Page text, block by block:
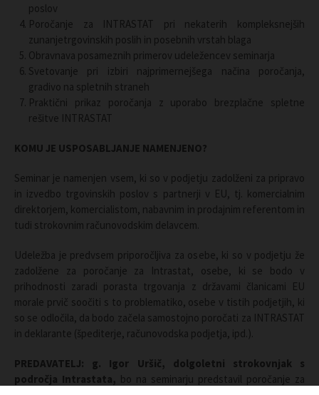
poslov
Poročanje za INTRASTAT pri nekaterih kompleksnejših
zunanjetrgovinskih poslih in posebnih vrstah blaga
Obravnava posameznih primerov udeležencev seminarja
Svetovanje pri izbiri najprimernejšega načina poročanja,
gradivo na spletnih straneh
Praktični prikaz poročanja z uporabo brezplačne spletne
rešitve INTRASTAT
KOMU JE USPOSABLJANJE NAMENJENO?
Seminar je namenjen vsem, ki so v podjetju zadolženi za pripravo
in izvedbo trgovinskih poslov s partnerji v EU, tj. komercialnim
direktorjem, komercialistom, nabavnim in prodajnim referentom in
tudi strokovnim računovodskim delavcem.
Udeležba je predvsem priporočljiva za osebe, ki so v podjetju že
zadolžene za poročanje za Intrastat, osebe, ki se bodo v
prihodnosti zaradi porasta trgovanja z državami članicami EU
morale prvič soočiti s to problematiko, osebe v tistih podjetjih, ki
so se odločila, da bodo začela samostojno poročati za INTRASTAT
in deklarante (špediterje, računovodska podjetja, ipd.).
PREDAVATELJ: g.
Igor Uršič, dolgoletni strokovnjak s
področja Intrastata, bo na seminarju predstavil poročanje za